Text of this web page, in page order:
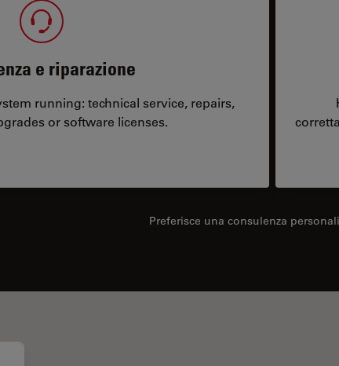
e riparazione
running: technical service, repairs,
or software licenses.
Preferisce una consulenza